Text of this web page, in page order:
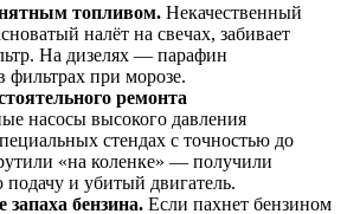
топливом. Некачественный
налёт на свечах, забивает
На дизелях — парафин
фильтрах при морозе.
ремонта
насосы высокого давления
стендах с точностью до
«на коленке» — получили
и убитый двигатель.
бензина. Если пахнет бензином